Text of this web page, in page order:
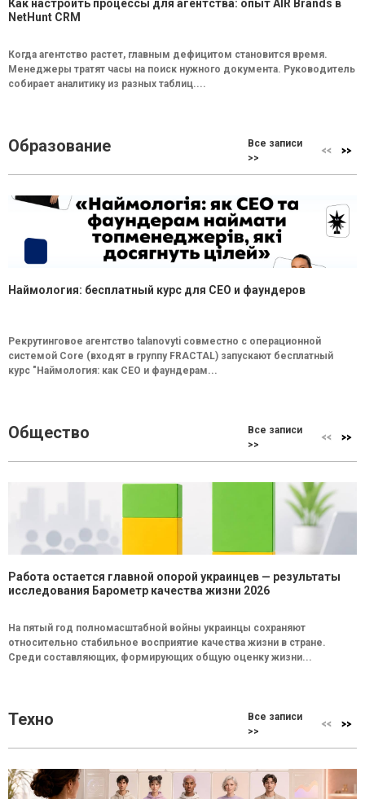
Как настроить процессы для агентства: опыт AIR Brands в
NetHunt CRM
Когда агентство растет, главным дефицитом становится время.
Менеджеры тратят часы на поиск нужного документа. Руководитель
собирает аналитику из разных таблиц....
Образование
Все записи
>>
Наймология: бесплатный курс для CEO и фаундеров
Рекрутинговое агентство talanovyti совместно с операционной
системой Core (входят в группу FRACTAL) запускают бесплатный
курс "Наймология: как СEO и фаундерам...
Общество
Все записи
>>
Работа остается главной опорой украинцев — результаты
исследования Барометр качества жизни 2026
На пятый год полномасштабной войны украинцы сохраняют
относительно стабильное восприятие качества жизни в стране.
Среди составляющих, формирующих общую оценку жизни...
Техно
Все записи
>>